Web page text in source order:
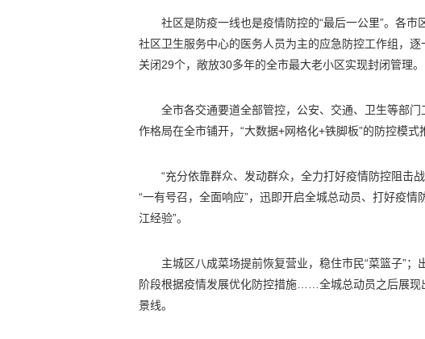
社区是防疫一线也是疫情防控的“最后一公里”。各市
社区卫生服务中心的医务人员为主的应急防控工作组，
关闭29个，敞放30多年的全市最大老小区实现封闭管理。
全市各交通要道全部管控，公安、交通、卫生等部
作格局在全市铺开，“大数据+网格化+铁脚板”的防控模式
“充分依靠群众、发动群众，全力打好疫情防控阻击
“一有号召，全面响应”，迅即开启全城总动员、打好疫情
江经验”。
主城区八成菜场提前恢复营业，稳住市民“菜篮子”；
阶段根据疫情发展优化防控措施……全城总动员之后展现
景线。